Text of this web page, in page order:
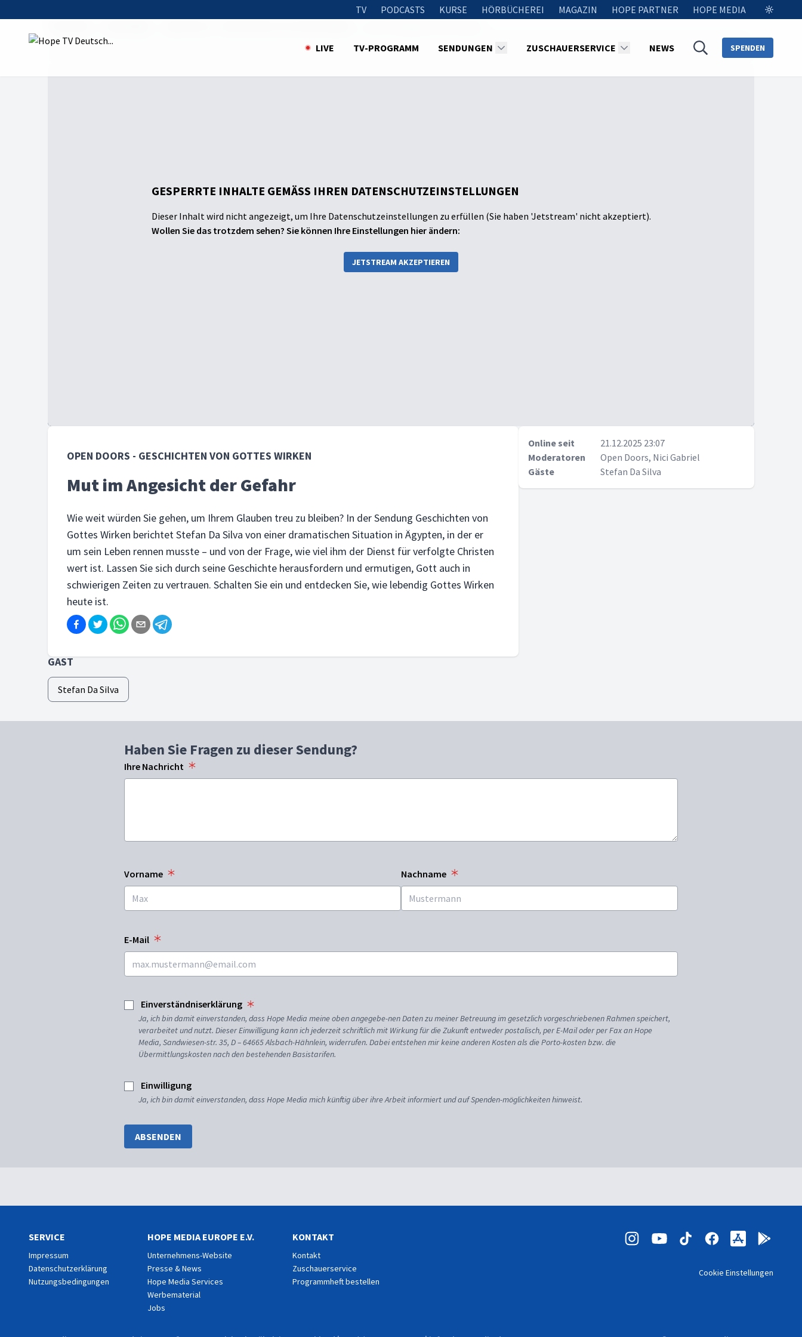
TV PODCASTS KURSE HÖRBÜCHEREI MAGAZIN HOPE PARTNER HOPE MEDIA
LIVE TV-PROGRAMM SENDUNGEN ZUSCHAUERSERVICE NEWS SPENDEN
GESPERRTE INHALTE GEMÄSS IHREN DATENSCHUTZEINSTELLUNGEN
Dieser Inhalt wird nicht angezeigt, um Ihre Datenschutzeinstellungen zu erfüllen (Sie haben 'Jetstream' nicht akzeptiert).
Wollen Sie das trotzdem sehen? Sie können Ihre Einstellungen hier ändern:
JETSTREAM AKZEPTIEREN
OPEN DOORS - GESCHICHTEN VON GOTTES WIRKEN
Mut im Angesicht der Gefahr
Wie weit würden Sie gehen, um Ihrem Glauben treu zu bleiben? In der Sendung Geschichten von
Gottes Wirken berichtet Stefan Da Silva von einer dramatischen Situation in Ägypten, in der er
um sein Leben rennen musste – und von der Frage, wie viel ihm der Dienst für verfolgte Christen
wert ist. Lassen Sie sich durch seine Geschichte herausfordern und ermutigen, Gott auch in
schwierigen Zeiten zu vertrauen. Schalten Sie ein und entdecken Sie, wie lebendig Gottes Wirken
heute ist.
GAST
Stefan Da Silva
Online seit
21.12.2025 23:07
Moderatoren
Open Doors, Nici Gabriel
Gäste
Stefan Da Silva
Haben Sie Fragen zu dieser Sendung?
Ihre Nachricht
Vorname Nachname
E-Mail
Einverständniserklärung
Ja, ich bin damit einverstanden, dass Hope Media meine oben angegebe-nen Daten zu meiner Betreuung im gesetzlich vorgeschriebenen Rahmen speichert,
verarbeitet und nutzt. Dieser Einwilligung kann ich jederzeit schriftlich mit Wirkung für die Zukunft entweder postalisch, per E-Mail oder per Fax an Hope
Media, Sandwiesen-str. 35, D – 64665 Alsbach-Hähnlein, widerrufen. Dabei entstehen mir keine anderen Kosten als die Porto-kosten bzw. die
Übermittlungskosten nach den bestehenden Basistarifen.
Einwilligung
Ja, ich bin damit einverstanden, dass Hope Media mich künftig über ihre Arbeit informiert und auf Spenden-möglichkeiten hinweist.
ABSENDEN
SERVICE
Impressum
Datenschutzerklärung
Nutzungsbedingungen
HOPE MEDIA EUROPE E.V.
Unternehmens-Website
Presse & News
Hope Media Services
Werbematerial
Jobs
KONTAKT
Kontakt
Zuschauerservice
Programmheft bestellen
Cookie Einstellungen